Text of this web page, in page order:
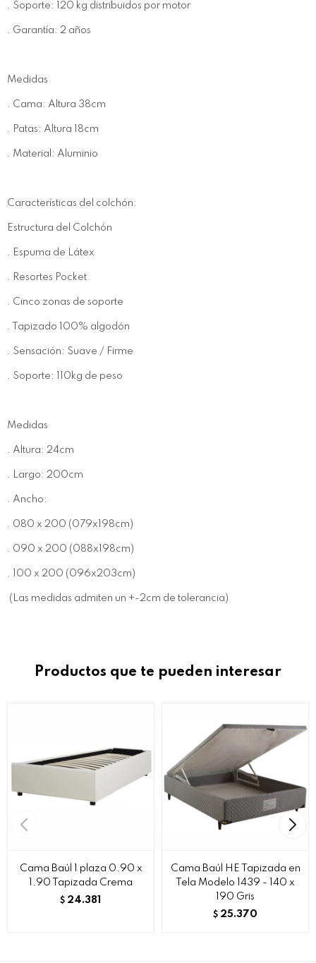
. Soporte: 120 kg distribuidos por motor
. Garantía: 2 años
Medidas
. Cama: Altura 38cm
. Patas: Altura 18cm
. Material: Aluminio
Características del colchón:
Estructura del Colchón
. Espuma de Látex
. Resortes Pocket
. Cinco zonas de soporte
. Tapizado 100% algodón
. Sensación: Suave / Firme
. Soporte: 110kg de peso
Medidas
. Altura: 24cm
. Largo: 200cm
. Ancho:
. 080 x 200 (079x198cm)
. 090 x 200 (088x198cm)
. 100 x 200 (096x203cm)
(Las medidas admiten un +-2cm de tolerancia)
Productos que te pueden interesar
Cama Baúl 1 plaza 0.90 x
1.90 Tapizada Crema
$ 24.381
Cama Baúl HE Tapizada en
Tela Modelo 1439 - 140 x
190 Gris
$ 25.370